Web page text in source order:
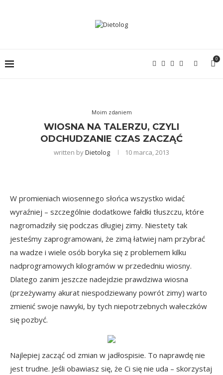
0
Moim zdaniem
WIOSNA NA TALERZU, CZYLI
ODCHUDZANIE CZAS ZACZĄĆ
written byDietolog 10 marca, 2013
W promieniach wiosennego słońca wszystko widać
wyraźniej – szczególnie dodatkowe fałdki tłuszczu, które
nagromadziły się podczas długiej zimy. Niestety tak
jesteśmy zaprogramowani, że zimą łatwiej nam przybrać
na wadze i wiele osób boryka się z problemem kilku
nadprogramowych kilogramów w przededniu wiosny.
Dlatego zanim jeszcze nadejdzie prawdziwa wiosna
(przeżywamy akurat niespodziewany powrót zimy) warto
zmienić swoje nawyki, by tych niepotrzebnych wałeczków
się pozbyć.
Najlepiej zacząć od zmian w jadłospisie. To naprawdę nie
jest trudne. Jeśli obawiasz się, że Ci się nie uda – skorzystaj